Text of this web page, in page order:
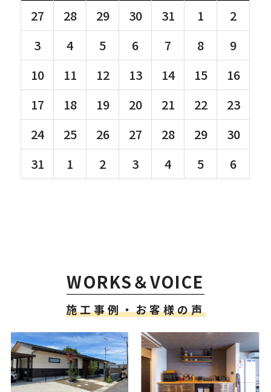
27 28 29 30 31 1
2
3
4 5 6 7 8
9
10
11 12 13 14 15
16
17
18 19 20 21 22
23
24
25 26 27 28 29
30
31
1 2 3 4 5 6
WORKS＆VOICE
施工事例・お客様の声